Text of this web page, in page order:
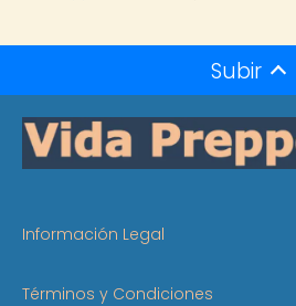
Subir
Información Legal
Términos y Condiciones